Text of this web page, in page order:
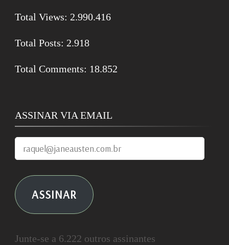
Total Views: 2.990.416
Total Posts: 2.918
Total Comments: 18.852
ASSINAR VIA EMAIL
raquel@janeausten.com.br
ASSINAR
Junte-se a 6.222 outros assinantes